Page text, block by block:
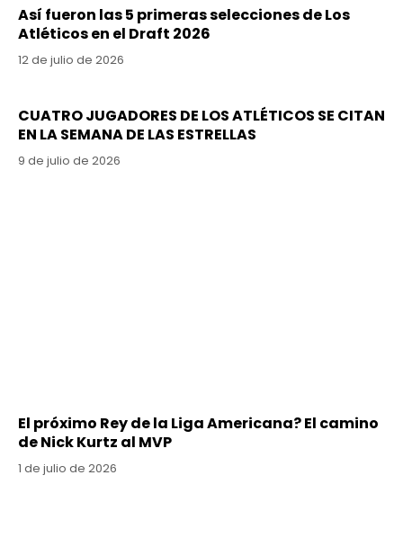
Así fueron las 5 primeras selecciones de Los
Atléticos en el Draft 2026
12 de julio de 2026
CUATRO JUGADORES DE LOS ATLÉTICOS SE CITAN
EN LA SEMANA DE LAS ESTRELLAS
9 de julio de 2026
El próximo Rey de la Liga Americana? El camino
de Nick Kurtz al MVP
1 de julio de 2026